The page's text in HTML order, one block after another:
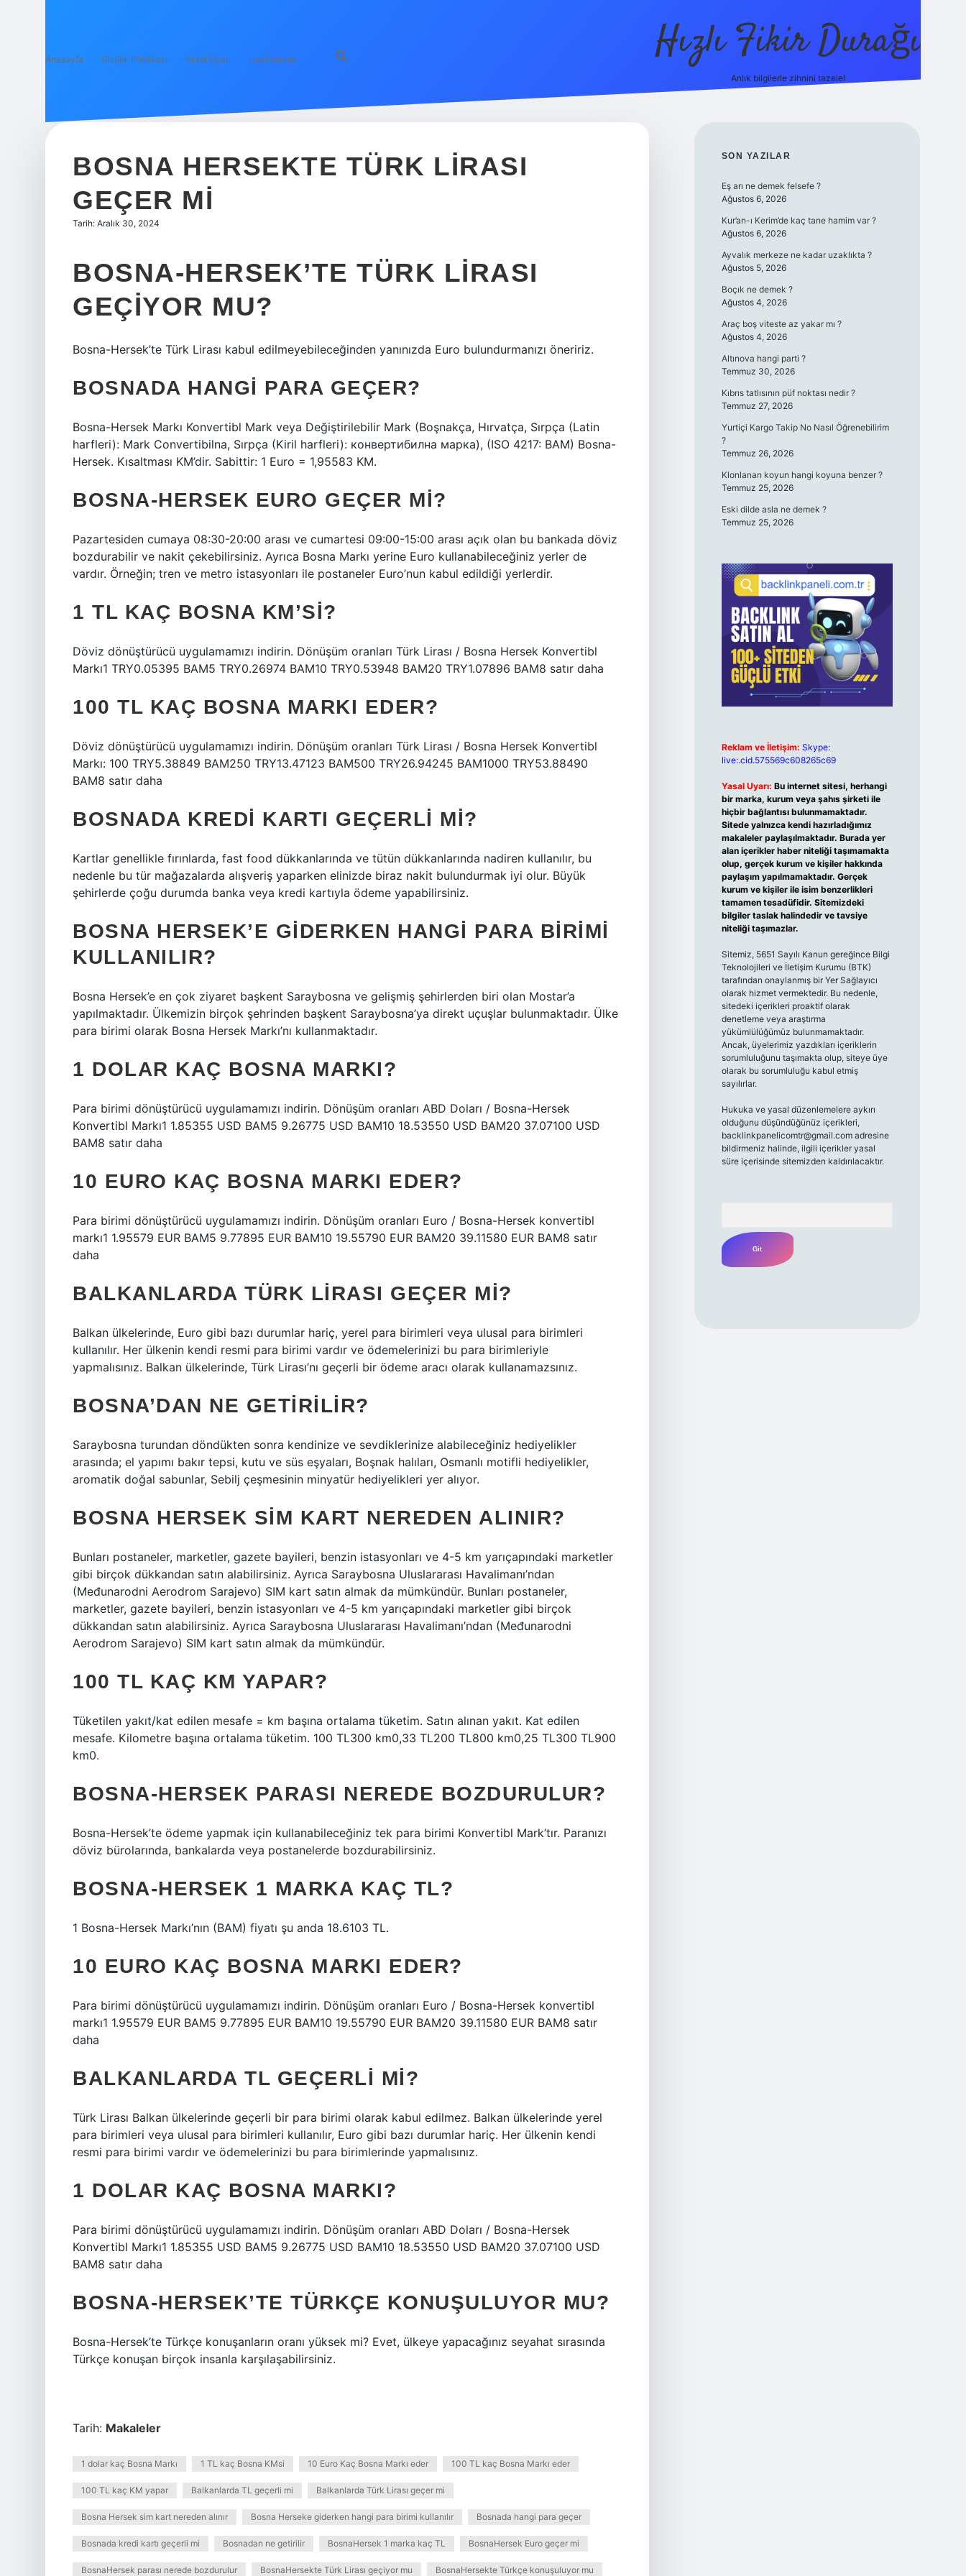
Anasayfa Gizlilik Politikası Yasal Uyarı Hakkımızda Hızlı Fikir Durağı
Anlık bilgilerle zihnini tazele!
BOSNA HERSEKTE TÜRK LIRASI
GEÇER MI
Tarih: Aralık 30, 2024
BOSNA-HERSEK’TE TÜRK LIRASI
GEÇIYOR MU?
Bosna-Hersek’te Türk Lirası kabul edilmeyebileceğinden yanınızda Euro bulundurmanızı öneririz.
BOSNADA HANGI PARA GEÇER?
Bosna-Hersek Markı Konvertibl Mark veya Değiştirilebilir Mark (Boşnakça, Hırvatça, Sırpça (Latin
harfleri): Mark Convertibilna, Sırpça (Kiril harfleri): конвертибилна марка), (ISO 4217: BAM) Bosna-
Hersek. Kısaltması KM’dir. Sabittir: 1 Euro = 1,95583 KM.
BOSNA-HERSEK EURO GEÇER MI?
Pazartesiden cumaya 08:30-20:00 arası ve cumartesi 09:00-15:00 arası açık olan bu bankada döviz
bozdurabilir ve nakit çekebilirsiniz. Ayrıca Bosna Markı yerine Euro kullanabileceğiniz yerler de
vardır. Örneğin; tren ve metro istasyonları ile postaneler Euro’nun kabul edildiği yerlerdir.
1 TL KAÇ BOSNA KM’SI?
Döviz dönüştürücü uygulamamızı indirin. Dönüşüm oranları Türk Lirası / Bosna Hersek Konvertibl
Markı1 TRY0.05395 BAM5 TRY0.26974 BAM10 TRY0.53948 BAM20 TRY1.07896 BAM8 satır daha
100 TL KAÇ BOSNA MARKI EDER?
Döviz dönüştürücü uygulamamızı indirin. Dönüşüm oranları Türk Lirası / Bosna Hersek Konvertibl
Markı: 100 TRY5.38849 BAM250 TRY13.47123 BAM500 TRY26.94245 BAM1000 TRY53.88490
BAM8 satır daha
BOSNADA KREDI KARTI GEÇERLI MI?
Kartlar genellikle fırınlarda, fast food dükkanlarında ve tütün dükkanlarında nadiren kullanılır, bu
nedenle bu tür mağazalarda alışveriş yaparken elinizde biraz nakit bulundurmak iyi olur. Büyük
şehirlerde çoğu durumda banka veya kredi kartıyla ödeme yapabilirsiniz.
BOSNA HERSEK’E GIDERKEN HANGI PARA BIRIMI
KULLANILIR?
Bosna Hersek’e en çok ziyaret başkent Saraybosna ve gelişmiş şehirlerden biri olan Mostar’a
yapılmaktadır. Ülkemizin birçok şehrinden başkent Saraybosna’ya direkt uçuşlar bulunmaktadır. Ülke
para birimi olarak Bosna Hersek Markı’nı kullanmaktadır.
1 DOLAR KAÇ BOSNA MARKI?
Para birimi dönüştürücü uygulamamızı indirin. Dönüşüm oranları ABD Doları / Bosna-Hersek
Konvertibl Markı1 1.85355 USD BAM5 9.26775 USD BAM10 18.53550 USD BAM20 37.07100 USD
BAM8 satır daha
10 EURO KAÇ BOSNA MARKI EDER?
Para birimi dönüştürücü uygulamamızı indirin. Dönüşüm oranları Euro / Bosna-Hersek konvertibl
markı1 1.95579 EUR BAM5 9.77895 EUR BAM10 19.55790 EUR BAM20 39.11580 EUR BAM8 satır
daha
BALKANLARDA TÜRK LIRASI GEÇER MI?
Balkan ülkelerinde, Euro gibi bazı durumlar hariç, yerel para birimleri veya ulusal para birimleri
kullanılır. Her ülkenin kendi resmi para birimi vardır ve ödemelerinizi bu para birimleriyle
yapmalısınız. Balkan ülkelerinde, Türk Lirası’nı geçerli bir ödeme aracı olarak kullanamazsınız.
BOSNA’DAN NE GETIRILIR?
Saraybosna turundan döndükten sonra kendinize ve sevdiklerinize alabileceğiniz hediyelikler
arasında; el yapımı bakır tepsi, kutu ve süs eşyaları, Boşnak halıları, Osmanlı motifli hediyelikler,
aromatik doğal sabunlar, Sebilj çeşmesinin minyatür hediyelikleri yer alıyor.
BOSNA HERSEK SIM KART NEREDEN ALINIR?
Bunları postaneler, marketler, gazete bayileri, benzin istasyonları ve 4-5 km yarıçapındaki marketler
gibi birçok dükkandan satın alabilirsiniz. Ayrıca Saraybosna Uluslararası Havalimanı’ndan
(Međunarodni Aerodrom Sarajevo) SIM kart satın almak da mümkündür. Bunları postaneler,
marketler, gazete bayileri, benzin istasyonları ve 4-5 km yarıçapındaki marketler gibi birçok
dükkandan satın alabilirsiniz. Ayrıca Saraybosna Uluslararası Havalimanı’ndan (Međunarodni
Aerodrom Sarajevo) SIM kart satın almak da mümkündür.
100 TL KAÇ KM YAPAR?
Tüketilen yakıt/kat edilen mesafe = km başına ortalama tüketim. Satın alınan yakıt. Kat edilen
mesafe. Kilometre başına ortalama tüketim. 100 TL300 km0,33 TL200 TL800 km0,25 TL300 TL900
km0.
BOSNA-HERSEK PARASI NEREDE BOZDURULUR?
Bosna-Hersek’te ödeme yapmak için kullanabileceğiniz tek para birimi Konvertibl Mark’tır. Paranızı
döviz bürolarında, bankalarda veya postanelerde bozdurabilirsiniz.
BOSNA-HERSEK 1 MARKA KAÇ TL?
1 Bosna-Hersek Markı’nın (BAM) fiyatı şu anda 18.6103 TL.
10 EURO KAÇ BOSNA MARKI EDER?
Para birimi dönüştürücü uygulamamızı indirin. Dönüşüm oranları Euro / Bosna-Hersek konvertibl
markı1 1.95579 EUR BAM5 9.77895 EUR BAM10 19.55790 EUR BAM20 39.11580 EUR BAM8 satır
daha
BALKANLARDA TL GEÇERLI MI?
Türk Lirası Balkan ülkelerinde geçerli bir para birimi olarak kabul edilmez. Balkan ülkelerinde yerel
para birimleri veya ulusal para birimleri kullanılır, Euro gibi bazı durumlar hariç. Her ülkenin kendi
resmi para birimi vardır ve ödemelerinizi bu para birimlerinde yapmalısınız.
1 DOLAR KAÇ BOSNA MARKI?
Para birimi dönüştürücü uygulamamızı indirin. Dönüşüm oranları ABD Doları / Bosna-Hersek
Konvertibl Markı1 1.85355 USD BAM5 9.26775 USD BAM10 18.53550 USD BAM20 37.07100 USD
BAM8 satır daha
BOSNA-HERSEK’TE TÜRKÇE KONUŞULUYOR MU?
Bosna-Hersek’te Türkçe konuşanların oranı yüksek mi? Evet, ülkeye yapacağınız seyahat sırasında
Türkçe konuşan birçok insanla karşılaşabilirsiniz.
Tarih: Makaleler
1 dolar kaç Bosna Markı 1 TL kaç Bosna KMsi 10 Euro Kaç Bosna Markı eder 100 TL kaç Bosna Markı eder
100 TL kaç KM yapar Balkanlarda TL geçerli mi Balkanlarda Türk Lirası geçer mi
Bosna Hersek sim kart nereden alınır Bosna Herseke giderken hangi para birimi kullanılır Bosnada hangi para geçer
Bosnada kredi kartı geçerli mi Bosnadan ne getirilir BosnaHersek 1 marka kaç TL BosnaHersek Euro geçer mi
BosnaHersek parası nerede bozdurulur BosnaHersekte Türk Lirası geçiyor mu BosnaHersekte Türkçe konuşuluyor mu
SIDEBAR
SON YAZILAR
Eş arı ne demek felsefe ?
Ağustos 6, 2026
Kur’an-ı Kerim’de kaç tane hamim var ?
Ağustos 6, 2026
Ayvalık merkeze ne kadar uzaklıkta ?
Ağustos 5, 2026
Boçık ne demek ?
Ağustos 4, 2026
Araç boş viteste az yakar mı ?
Ağustos 4, 2026
Altınova hangi parti ?
Temmuz 30, 2026
Kıbrıs tatlısının püf noktası nedir ?
Temmuz 27, 2026
Yurtiçi Kargo Takip No Nasıl Öğrenebilirim
?
Temmuz 26, 2026
Klonlanan koyun hangi koyuna benzer ?
Temmuz 25, 2026
Eski dilde asla ne demek ?
Temmuz 25, 2026
Reklam ve İletişim: Skype:
live:.cid.575569c608265c69
Yasal Uyarı: Bu internet sitesi, herhangi
bir marka, kurum veya şahıs şirketi ile
hiçbir bağlantısı bulunmamaktadır.
Sitede yalnızca kendi hazırladığımız
makaleler paylaşılmaktadır. Burada yer
alan içerikler haber niteliği taşımamakta
olup, gerçek kurum ve kişiler hakkında
paylaşım yapılmamaktadır. Gerçek
kurum ve kişiler ile isim benzerlikleri
tamamen tesadüfidir. Sitemizdeki
bilgiler taslak halindedir ve tavsiye
niteliği taşımazlar.
Sitemiz, 5651 Sayılı Kanun gereğince Bilgi
Teknolojileri ve İletişim Kurumu (BTK)
tarafından onaylanmış bir Yer Sağlayıcı
olarak hizmet vermektedir. Bu nedenle,
sitedeki içerikleri proaktif olarak
denetleme veya araştırma
yükümlülüğümüz bulunmamaktadır.
Ancak, üyelerimiz yazdıkları içeriklerin
sorumluluğunu taşımakta olup, siteye üye
olarak bu sorumluluğu kabul etmiş
sayılırlar.
Hukuka ve yasal düzenlemelere aykırı
olduğunu düşündüğünüz içerikleri,
backlinkpanelicomtr@gmail.comadresine
bildirmeniz halinde, ilgili içerikler yasal
süre içerisinde sitemizden kaldırılacaktır.